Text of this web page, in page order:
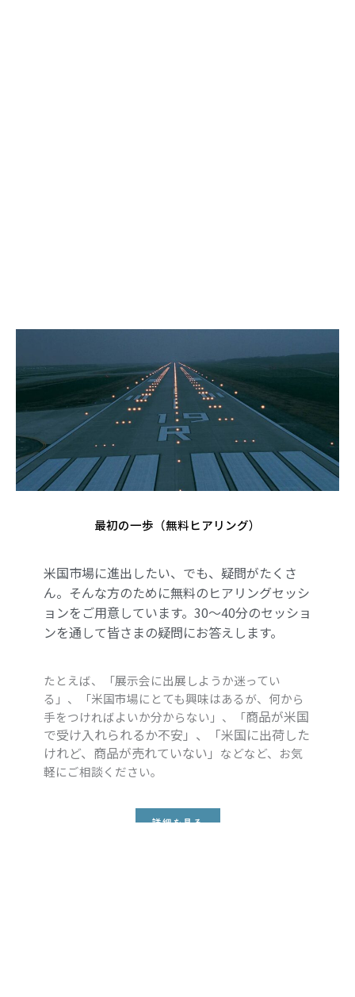
最初の一歩（無料ヒアリング）
米国市場に進出したい、でも、疑問がたくさ
ん。そんな方のために無料のヒアリングセッシ
ョンをご用意しています。30～40分のセッショ
ンを通して皆さまの疑問にお答えします。
たとえば、「展示会に出展しようか迷ってい
る」、「米国市場にとても興味はあるが、何から
手をつければよいか分からない」、「商品が米国
で受け入れられるか不安」、「米国に出荷した
けれど、商品が売れていない」 などなど、お気
軽にご相談ください。
詳細を見る